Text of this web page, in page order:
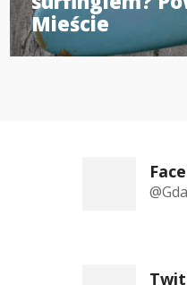
Mieście